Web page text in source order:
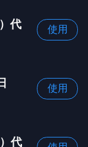
代
使用
使用
代